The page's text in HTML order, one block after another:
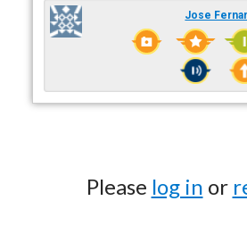
Jose
Please log in or